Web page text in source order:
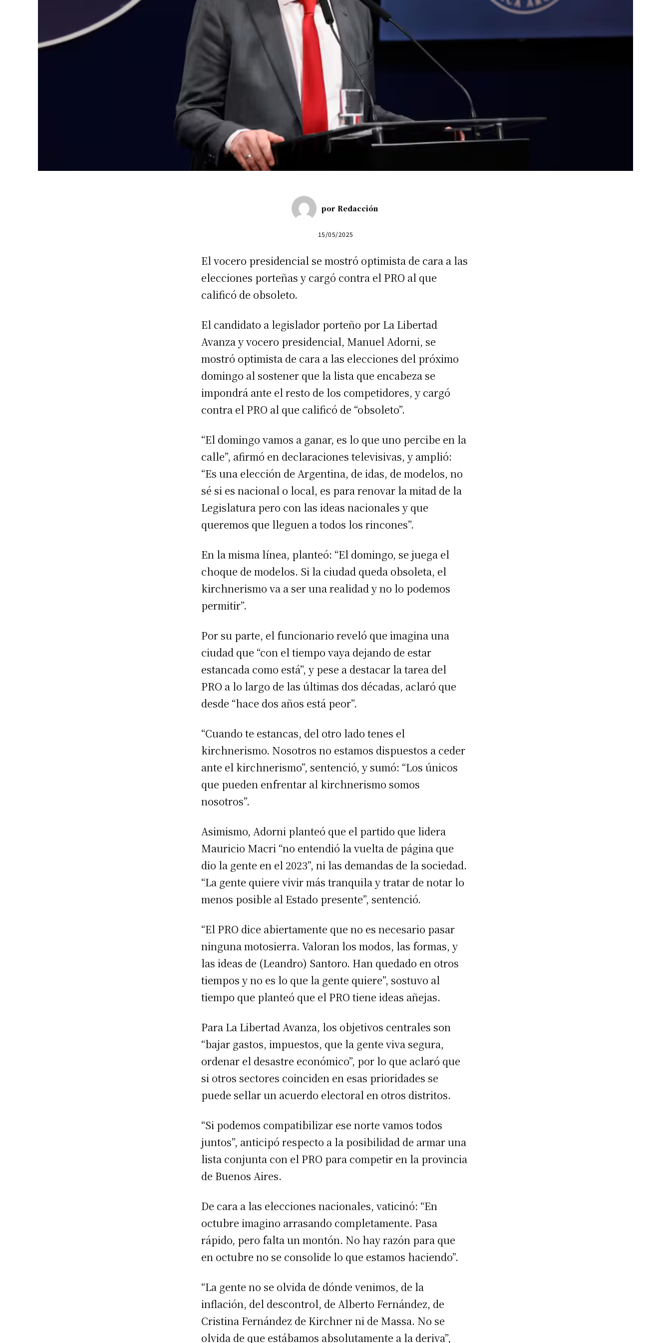
por Redacción
15/05/2025
El vocero presidencial se mostró optimista de cara a las
elecciones porteñas y cargó contra el PRO al que
calificó de obsoleto.
El candidato a legislador porteño por La Libertad
Avanza y vocero presidencial, Manuel Adorni, se
mostró optimista de cara a las elecciones del próximo
domingo al sostener que la lista que encabeza se
impondrá ante el resto de los competidores, y cargó
contra el PRO al que calificó de “obsoleto”.
“El domingo vamos a ganar, es lo que uno percibe en la
calle”, afirmó en declaraciones televisivas, y amplió:
“Es una elección de Argentina, de idas, de modelos, no
sé si es nacional o local, es para renovar la mitad de la
Legislatura pero con las ideas nacionales y que
queremos que lleguen a todos los rincones”.
En la misma línea, planteó: “El domingo, se juega el
choque de modelos. Si la ciudad queda obsoleta, el
kirchnerismo va a ser una realidad y no lo podemos
permitir”.
Por su parte, el funcionario reveló que imagina una
ciudad que “con el tiempo vaya dejando de estar
estancada como está”, y pese a destacar la tarea del
PRO a lo largo de las últimas dos décadas, aclaró que
desde “hace dos años está peor”.
“Cuando te estancas, del otro lado tenes el
kirchnerismo. Nosotros no estamos dispuestos a ceder
ante el kirchnerismo”, sentenció, y sumó: “Los únicos
que pueden enfrentar al kirchnerismo somos
nosotros”.
Asimismo, Adorni planteó que el partido que lidera
Mauricio Macri “no entendió la vuelta de página que
dio la gente en el 2023”, ni las demandas de la sociedad.
“La gente quiere vivir más tranquila y tratar de notar lo
menos posible al Estado presente”, sentenció.
“El PRO dice abiertamente que no es necesario pasar
ninguna motosierra. Valoran los modos, las formas, y
las ideas de (Leandro) Santoro. Han quedado en otros
tiempos y no es lo que la gente quiere”, sostuvo al
tiempo que planteó que el PRO tiene ideas añejas.
Para La Libertad Avanza, los objetivos centrales son
“bajar gastos, impuestos, que la gente viva segura,
ordenar el desastre económico”, por lo que aclaró que
si otros sectores coinciden en esas prioridades se
puede sellar un acuerdo electoral en otros distritos.
“Si podemos compatibilizar ese norte vamos todos
juntos”, anticipó respecto a la posibilidad de armar una
lista conjunta con el PRO para competir en la provincia
de Buenos Aires.
De cara a las elecciones nacionales, vaticinó: “En
octubre imagino arrasando completamente. Pasa
rápido, pero falta un montón. No hay razón para que
en octubre no se consolide lo que estamos haciendo”.
“La gente no se olvida de dónde venimos, de la
inflación, del descontrol, de Alberto Fernández, de
Cristina Fernández de Kirchner ni de Massa. No se
olvida de que estábamos absolutamente a la deriva”,